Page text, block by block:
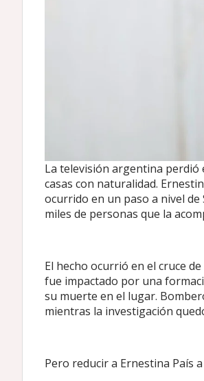
La televisión argentina perdió
casas con naturalidad.
ocurrido en un paso a nivel
miles de personas que la
El hecho ocurrió en el cruce
fue impactado por una
su muerte en el lugar.
mientras la investigación
Pero reducir a Ernestina País